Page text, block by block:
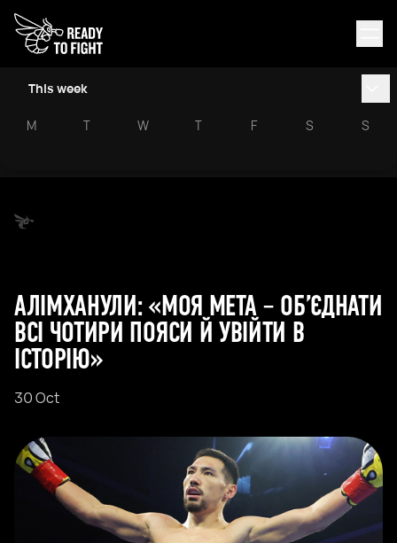
This week
M T W T F S S
АЛІМХАНУЛИ: «МОЯ МЕТА – ОБ’ЄДНАТИ
ВСІ ЧОТИРИ ПОЯСИ Й УВІЙТИ В
ІСТОРІЮ»
30 Oct